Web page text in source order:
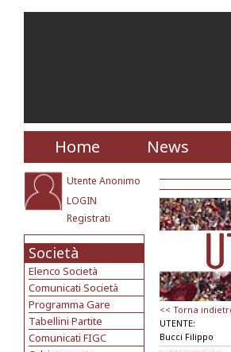
Home News
Utente Anonimo
LOGIN
Registrati
Società
Elenco Società
Comunicati Società
Programma Gare
Tabellini Partite
Comunicati FIGC
<< Torna
UTENTE:
Bucci Filippo